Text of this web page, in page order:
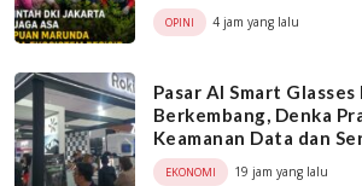
OPINI 4 jam yang lalu
Pasar AI Smart
Berkembang, Denka
Keamanan Data dan
EKONOMI 19 jam yang lalu